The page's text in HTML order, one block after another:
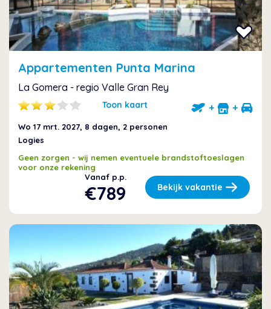
Appartementen Punta Marina
La Gomera - regio Valle Gran Rey
Toon kaart + +
Wo 17 mrt. 2027, 8 dagen, 2 personen
Logies
Geen zorgen - wij nemen eventuele brandstoftoeslagen
voor onze rekening
Vanaf p.p.
€789 Bekijk vakantie